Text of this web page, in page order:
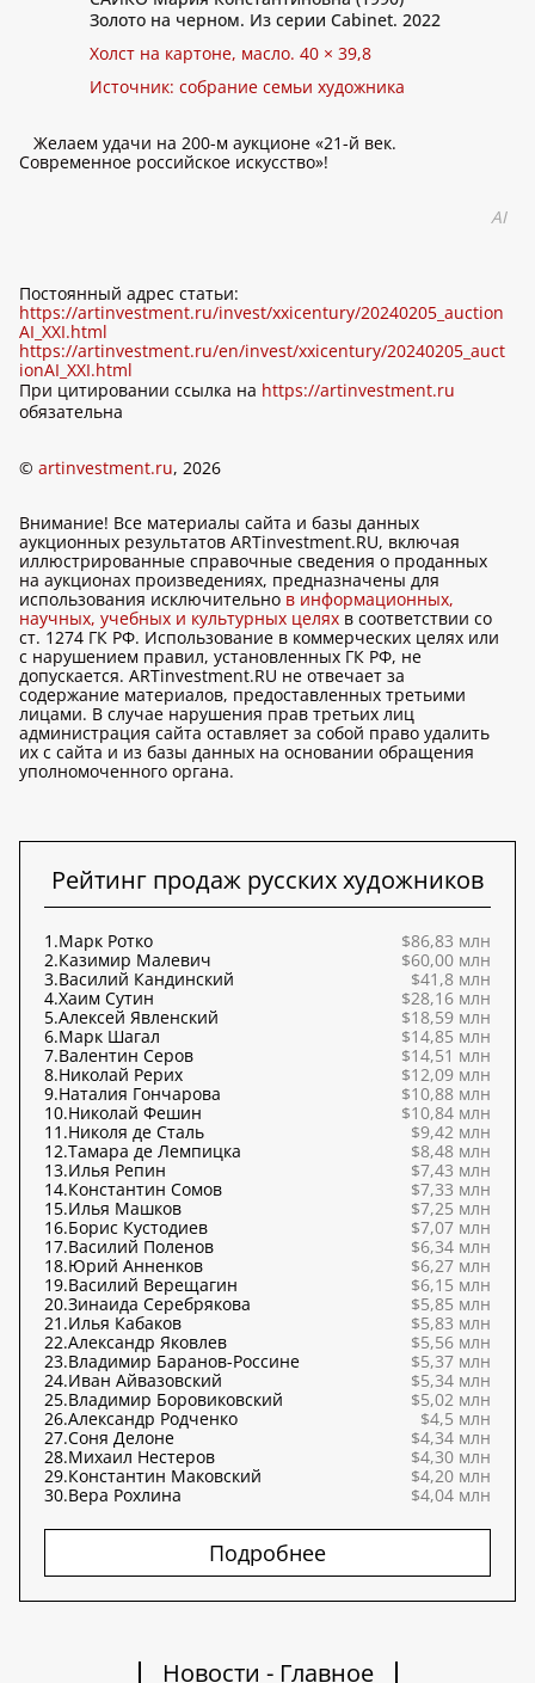
Золото на черном. Из серии Cabinet. 2022
Холст на картоне, масло. 40 × 39,8
Источник: собрание семьи художника
Желаем удачи на 200-м аукционе «21-й век.
Современное российское искусство»!
AI
Постоянный адрес статьи:
https://artinvestment.ru/invest/xxicentury/20240205_auction
AI_XXI.html
https://artinvestment.ru/en/invest/xxicentury/20240205_auct
ionAI_XXI.html
При цитировании ссылка на https://artinvestment.ru
обязательна
© artinvestment.ru, 2026
Внимание! Все материалы сайта и базы данных
аукционных результатов ARTinvestment.RU, включая
иллюстрированные справочные сведения о проданных
на аукционах произведениях, предназначены для
использования исключительно в информационных,
научных, учебных и культурных целях в соответствии со
ст. 1274 ГК РФ. Использование в коммерческих целях или
с нарушением правил, установленных ГК РФ, не
допускается. ARTinvestment.RU не отвечает за
содержание материалов, предоставленных третьими
лицами. В случае нарушения прав третьих лиц
администрация сайта оставляет за собой право удалить
их с сайта и из базы данных на основании обращения
уполномоченного органа.
Рейтинг продаж русских художников
1.Марк Ротко
$86,83 млн
2.Казимир Малевич
$60,00 млн
3.Василий Кандинский
$41,8 млн
4.Хаим Сутин
$28,16 млн
5.Алексей Явленский
$18,59 млн
6.Марк Шагал
$14,85 млн
7.Валентин Серов
$14,51 млн
8.Николай Рерих
$12,09 млн
9.Наталия Гончарова
$10,88 млн
10.Николай Фешин
$10,84 млн
11.Николя де Сталь
$9,42 млн
12.Тамара де Лемпицка
$8,48 млн
13.Илья Репин
$7,43 млн
14.Константин Сомов
$7,33 млн
15.Илья Машков
$7,25 млн
16.Борис Кустодиев
$7,07 млн
17.Василий Поленов
$6,34 млн
18.Юрий Анненков
$6,27 млн
19.Василий Верещагин
$6,15 млн
20.Зинаида Серебрякова
$5,85 млн
21.Илья Кабаков
$5,83 млн
22.Александр Яковлев
$5,56 млн
23.Владимир Баранов-Россине
$5,37 млн
24.Иван Айвазовский
$5,34 млн
25.Владимир Боровиковский
$5,02 млн
26.Александр Родченко
$4,5 млн
27.Соня Делоне
$4,34 млн
28.Михаил Нестеров
$4,30 млн
29.Константин Маковский
$4,20 млн
30.Вера Рохлина $4,04 млн
Подробнее
Новости - Главное